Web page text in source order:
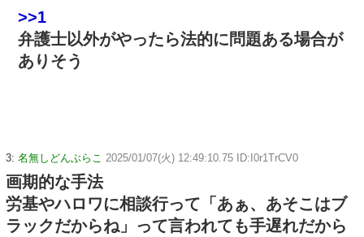
>>1
弁護士以外がやったら法的に問題ある場合が
ありそう
3: 名無しどんぶらこ 2025/01/07(火) 12:49:10.75 ID:I0r1TrCV0
画期的な手法
労基やハロワに相談行って「あぁ、あそこはブ
ラックだからね」って言われても手遅れだから